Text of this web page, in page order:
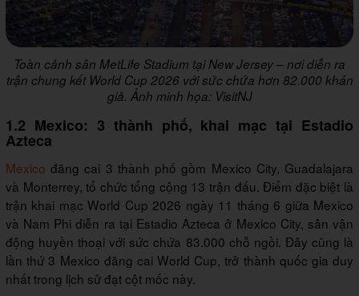
Toàn cảnh sân MetLife Stadium tại New Jersey – nơi diễn ra
trận chung kết World Cup 2026 với sức chứa hơn 82.000 khán
giả. Ảnh minh họa: VisitNJ
1.2 Mexico: 3 thành phố, khai mạc tại Estadio
Azteca
Mexico đăng cai 3 thành phố gồm Mexico City, Guadalajara
và Monterrey, tổ chức tổng cộng 13 trận đấu. Điểm đặc biệt là
trận khai mạc World Cup 2026 ngày 11 tháng 6 giữa Mexico
và Nam Phi diễn ra tại Estadio Azteca ở Mexico City, sân vận
động huyền thoại với sức chứa 83.000 chỗ ngồi. Đây cũng là
lần thứ 3 Mexico đăng cai World Cup, trở thành quốc gia duy
nhất trong lịch sử đạt cột mốc này.